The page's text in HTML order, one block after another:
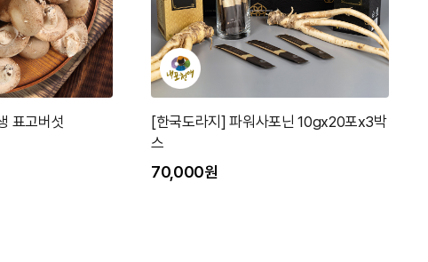
표고버섯
[한국도라지] 파워사포닌 10gx20포x3박
스
70,000원